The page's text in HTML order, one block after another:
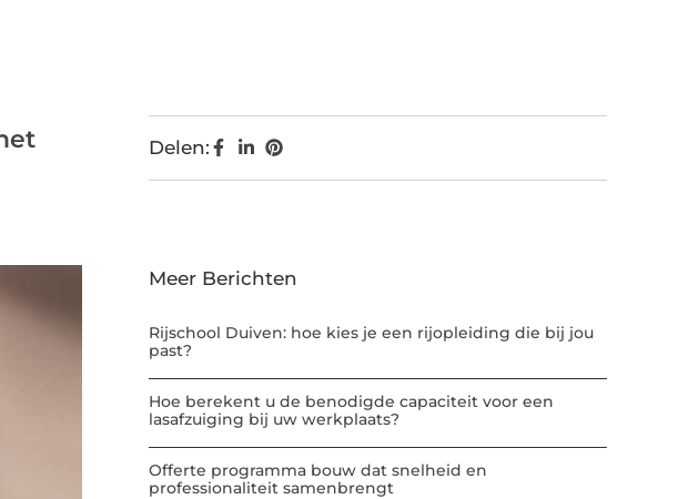
Delen:
Meer Berichten
Rijschool Duiven: hoe kies je een rijopleiding die bij jou
past?
Hoe berekent u de benodigde capaciteit voor een
lasafzuiging bij uw werkplaats?
Offerte programma bouw dat snelheid en
professionaliteit samenbrengt